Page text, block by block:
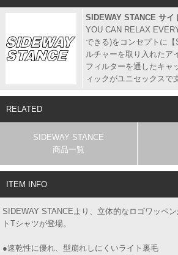
SIDEWAY STANCE サイ
YOU CAN RELAX
できる)をコンセプトに
ルチャーを取り入れたア
フィルターを通したキャ
ィックがユニセックスで
RELATED
SIDEWAY STANCE
商品一覧
ITEM INFO
SIDEWAY STANCEより、立体的なロゴワッペ
トTシャツが登場。
●速乾性に優れ、型崩れしにくいライト裏毛